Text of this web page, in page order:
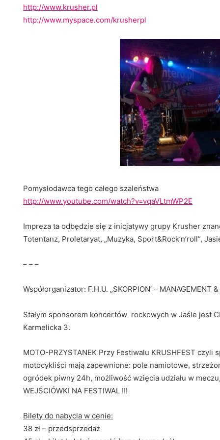
http://www.krusher.pl
http://www.myspace.com/krusherpl
Pomysłodawca tego całego szaleństwa
http://www.youtube.com/watch?v=vqaVLtmWP2E
Impreza ta odbędzie się z inicjatywy grupy Krusher
Totentanz, Proletaryat, „Muzyka, Sport&Rock’n’roll”,
– – –
Współorganizator: F.H.U. „SKORPION’ – MANAGEMENT
Stałym sponsorem koncertów rockowych w Jaśle jest
Karmelicka 3.
MOTO-PRZYSTANEK Przy Festiwalu KRUSHFEST
motocykliści mają zapewnione: pole namiotowe,
ogródek piwny 24h, możliwość wzięcia udziału w
WEJŚCIÓWKI NA FESTIWAL !!!
Bilety do nabycia w cenie:
38 zł – przedsprzedaż